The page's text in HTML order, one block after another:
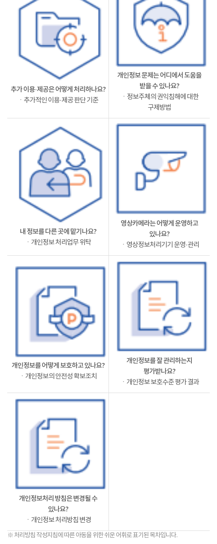
추가 이용·제공은 어떻게 처리하나요?
ㆍ추가적인 이용·제공 판단 기준
개인정보 문제는 어디에서 도움을
받을 수 있나요?
ㆍ정보주체의 권익침해에 대한
구제방법
내 정보를 다른 곳에 맡기나요?
ㆍ개인정보 처리업무 위탁
영상카메라는 어떻게 운영하고
있나요?
ㆍ영상정보처리기기 운영·관리
개인정보를 어떻게 보호하고 있나요?
ㆍ개인정보의 안전성 확보조치
개인정보를 잘 관리하는지
평가받나요?
ㆍ개인정보 보호수준 평가 결과
개인정보처리 방침은 변경될 수
있나요?
ㆍ개인정보 처리방침 변경
※ 처리방침 작성지침에 따른 아동을 위한 쉬운 어휘로 표기된 목차입니다.